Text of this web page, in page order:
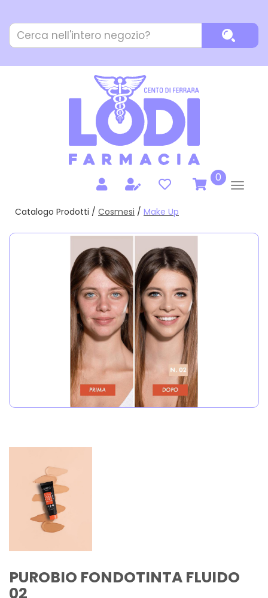
contenuto
principale
Cerca
Prodotto
0prodotti
inseriti
Catalogo Prodotti / Cosmesi / Make Up
PUROBIO FONDOTINTA FLUIDO
02